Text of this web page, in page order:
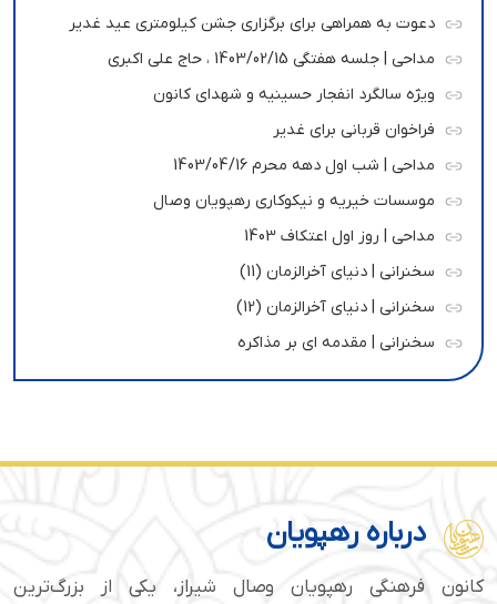
دعوت به همراهی برای برگزاری جشن کیلومتری عید غدیر
مداحی | جلسه هفتگی 1403/02/15 ، حاج علی اکبری
ویژه سالگرد انفجار حسینیه و شهدای کانون
فراخوان قربانی برای غدیر
مداحی | شب اول دهه محرم 1403/04/16
موسسات خیریه و نیکوکاری رهپویان وصال
مداحی | روز اول اعتکاف 1403
سخنرانی | دنیای آخرالزمان (11)
سخنرانی | دنیای آخرالزمان (12)
سخنرانی | مقدمه ای بر مذاکره
درباره رهپویان
کانون فرهنگی رهپویان وصال شیراز، یکی از بزرگ‌ترین